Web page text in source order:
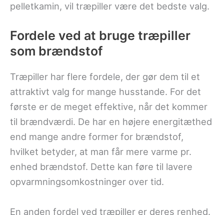
pelletkamin, vil træpiller være det bedste valg.
Fordele ved at bruge træpiller
som brændstof
Træpiller har flere fordele, der gør dem til et
attraktivt valg for mange husstande. For det
første er de meget effektive, når det kommer
til brændværdi. De har en højere energitæthed
end mange andre former for brændstof,
hvilket betyder, at man får mere varme pr.
enhed brændstof. Dette kan føre til lavere
opvarmningsomkostninger over tid.
En anden fordel ved træpiller er deres renhed.